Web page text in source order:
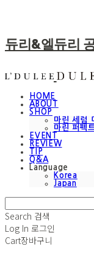
듀리&엘듀리
HOME
ABOUT
SHOP
마린 세럼
마린 퍼펙
EVENT
REVIEW
TIP
Q&A
Language
Korea
Japan
Search 검색
Log In 로그인
Cart장바구니